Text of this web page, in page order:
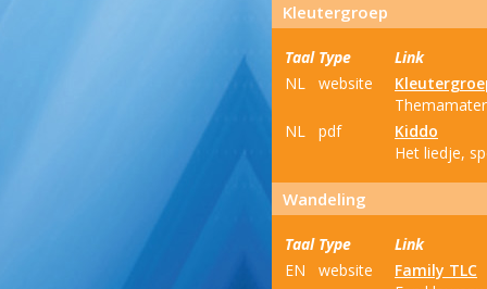
Kleutergroep
Taal Type
Link
NL
website
NL
pdf
Kiddo
Het liedje,
Wandeling
Taal Type
Link
EN
website
Family TLC